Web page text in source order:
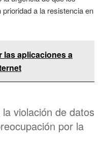
a la resistencia en
las aplicaciones a
violación de datos
por la